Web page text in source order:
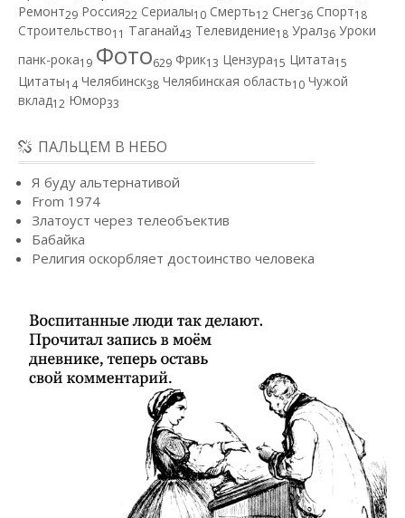
Ремонт29 Россия22 Сериалы10 Смерть12 Снег36 Спорт18
Строительство11 Таганай43 Телевидение18 Урал36 Уроки
панк-рока19 Фото629 Фрик13 Цензура15 Цитата15
Цитаты14 Челябинск38 Челябинская область10 Чужой
вклад12 Юмор33
ПАЛЬЦЕМ В НЕБО
Я буду альтернативой
From 1974
Златоуст через телеобъектив
Бабайка
Религия оскорбляет достоинство человека